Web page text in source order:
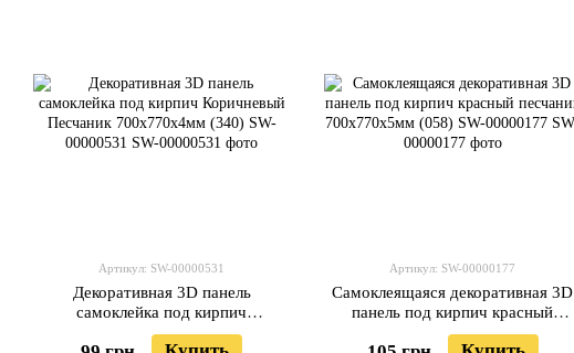
Артикул: SW-00000531
Декоративная 3D панель
самоклейка под кирпич
Коричневый Песчаник
Артикул: SW-00000177
Самоклеящаяся декоративная 3D
панель под кирпич красный
песчаник 700x770x5мм (058) SW-